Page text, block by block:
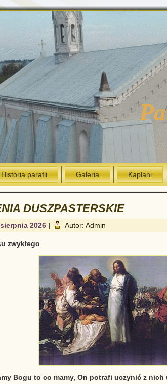
Historia parafii Galeria Kapłani
DUSZPASTERSKIE
2026 | Autor: Admin
zwykłego
Bogu to co mamy, On potrafi uczynić z